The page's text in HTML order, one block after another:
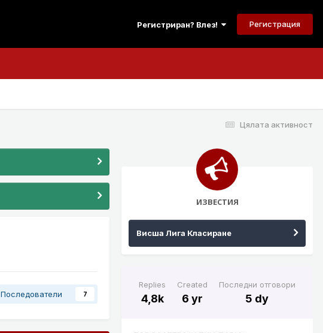
Регистриран? Влез! Регистрация
Цялата активност
Последователи 7
ИЗВЕСТИЯ
Висша Лига Класиране
Replies
4,8k
Created
6 yr
Последни отговори
5 dy